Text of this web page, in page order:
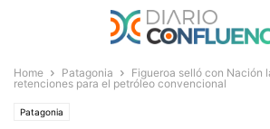
Home Patagonia
Figueroa selló con Nación
retenciones para el petróleo convencional
Patagonia